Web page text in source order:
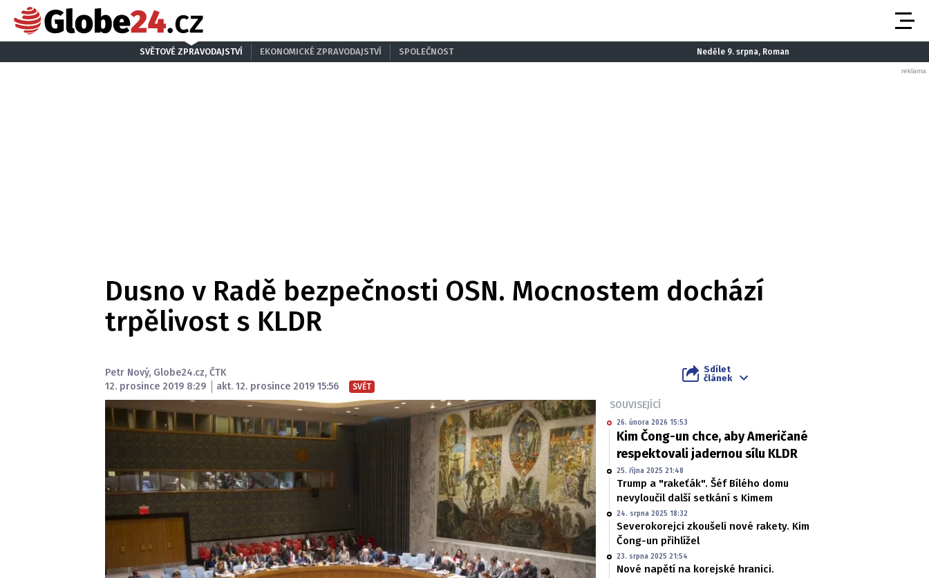
SVĚTOVÉ ZPRAVODAJSTVÍ EKONOMICKÉ ZPRAVODAJSTVÍ SPOLEČNOST Neděle 9. srpna, Roman
Dusno v Radě bezpečnosti OSN. Mocnostem dochází
trpělivost s KLDR
Petr Nový, Globe24.cz, ČTK
12. prosince 2019 8:29
akt. 12. prosince 2019 15:56 SVĚT
Sdílet
článek
SOUVISEJÍCÍ
26. února 2026 15:53
Kim Čong-un chce, aby Američané
respektovali jadernou sílu KLDR
25. října 2025 21:48
Trump a "rakeťák". Šéf Bílého domu
nevyloučil další setkání s Kimem
24. srpna 2025 18:32
Severokorejci zkoušeli nové rakety. Kim
Čong-un přihlížel
23. srpna 2025 21:54
Nové napětí na korejské hranici.